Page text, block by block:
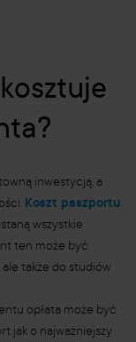
inwestycją, a
Koszt paszportu
wszystkie
ten może być
także do studiów
opłata może być
jak o najważniejszy